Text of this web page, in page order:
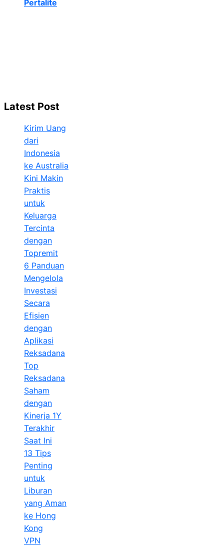
Pertalite
Latest Post
Kirim Uang
dari
Indonesia
ke Australia
Kini Makin
Praktis
untuk
Keluarga
Tercinta
dengan
Topremit
6 Panduan
Mengelola
Investasi
Secara
Efisien
dengan
Aplikasi
Reksadana
Top
Reksadana
Saham
dengan
Kinerja 1Y
Terakhir
Saat Ini
13 Tips
Penting
untuk
Liburan
yang Aman
ke Hong
Kong
VPN